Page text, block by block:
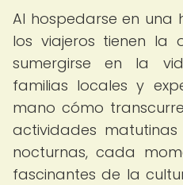
Al hospedarse en una
los viajeros tienen la
sumergirse en la
familias locales y
mano cómo
actividades
nocturnas, cada
fascinantes de la